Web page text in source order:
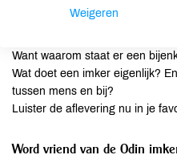
Willemse in de Kunsthal
Want waarom staat er een
Wat doet een imker eigenlijk?
tussen mens en bij?
Luister de aflevering nu in je
Word vriend van de Odin
Weigeren